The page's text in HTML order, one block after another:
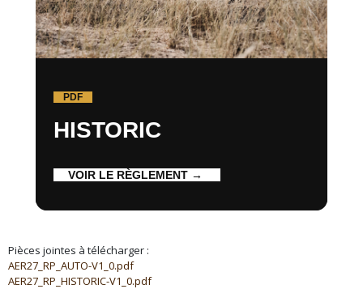
PDF
HISTORIC
VOIR LE RÈGLEMENT →
Pièces jointes à télécharger :
AER27_RP_AUTO-V1_0.pdf
AER27_RP_HISTORIC-V1_0.pdf